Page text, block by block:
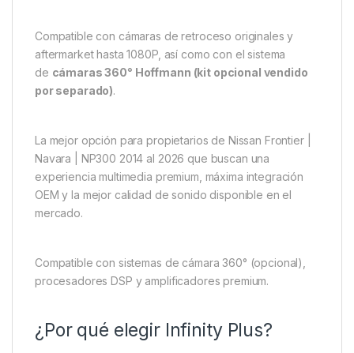
Compatible con cámaras de retroceso originales y
aftermarket hasta 1080P, así como con el sistema
de cámaras 360° Hoffmann (kit opcional vendido
por separado).
La mejor opción para propietarios de Nissan Frontier |
Navara | NP300 2014 al 2026 que buscan una
experiencia multimedia premium, máxima integración
OEM y la mejor calidad de sonido disponible en el
mercado.
Compatible con sistemas de cámara 360° (opcional),
procesadores DSP y amplificadores premium.
¿Por qué elegir Infinity Plus?